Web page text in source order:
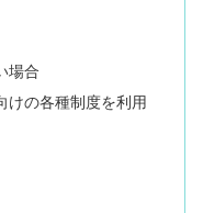
場合
けの各種制度を利用